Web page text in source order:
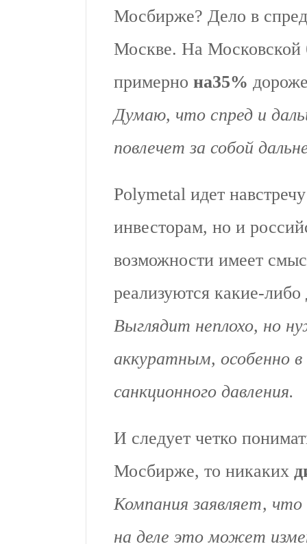
Мосбирже? Дело в
Москве. На Московской
примерно на35%
Думаю, что спред и
повлечет за собой
Polymetal идет
инвесторам, но и
возможности имеет
реализуются какие-
Выглядит неплохо, но
аккуратным, особенно
санкционного давления.
И следует четко
Мосбирже, то никаких
Компания заявляет, что
на деле это может